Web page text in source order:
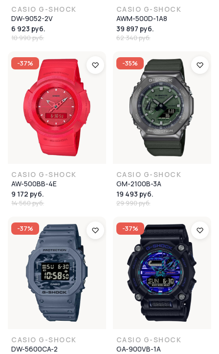
CASIO G-SHOCK
DW-9052-2V
6 923 руб.
10 990 руб.
CASIO G-SHOCK
AWM-500D-1A8
39 897 руб.
62 340 руб.
-37%
CASIO G-SHOCK
AW-500BB-4E
9 172 руб.
14 560 руб.
-35%
CASIO G-SHOCK
GM-2100B-3A
19 493 руб.
29 990 руб.
-37%
CASIO G-SHOCK
DW-5600CA-2
-37%
CASIO G-SHOCK
GA-900VB-1A